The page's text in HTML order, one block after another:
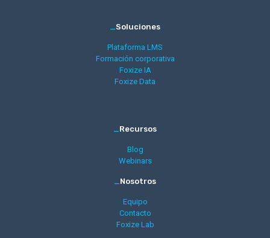
_Soluciones
Plataforma LMS
Formación corporativa
Foxize IA
Foxize Data
_Recursos
Blog
Webinars
_Nosotros
Equipo
Contacto
Foxize Lab